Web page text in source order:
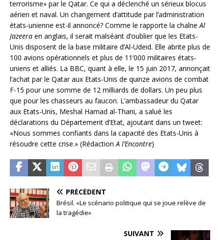
terrorisme» par le Qatar. Ce qui a déclenché un sérieux blocus
aérien et naval. Un changement d’attitude par l’administration
états-unienne est-il annoncé? Comme le rapporte la chaîneAl
Jazeera en anglais, il serait malséant d’oublier que les Etats-
Unis disposent de la base militaire d’Al-Udeid. Elle abrite plus de
100 avions opérationnels et plus de 11’000 militaires états-
uniens et alliés. La BBC, quant à elle, le 15 juin 2017, annonçait
l’achat par le Qatar aux Etats-Unis de quinze avions de combat
F-15 pour une somme de 12 milliards de dollars. Un peu plus
que pour les chasseurs au faucon. L’ambassadeur du Qatar
aux Etats-Unis, Meshal Hamad al-Thani, a salué les
déclarations du Département d’Etat, ajoutant dans un tweet:
«Nous sommes confiants dans la capacité des Etats-Unis à
résoudre cette crise.» (RédactionA l’Encontre)
PRÉCÉDENT
Brésil. «Le scénario politique qui se joue relève de
la tragédie»
SUIVANT